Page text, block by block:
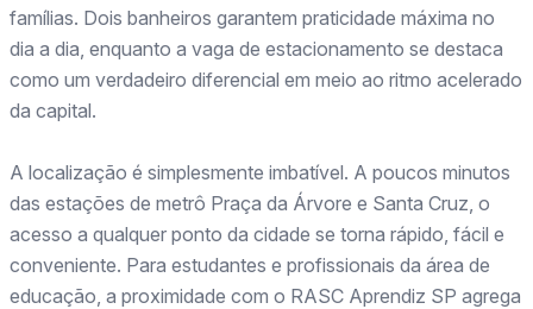
famílias. Dois banheiros garantem praticidade máxima no
dia a dia, enquanto a vaga de estacionamento se destaca
como um verdadeiro diferencial em meio ao ritmo acelerado
da capital.
A localização é simplesmente imbatível. A poucos minutos
das estações de metrô Praça da Árvore e Santa Cruz, o
acesso a qualquer ponto da cidade se torna rápido, fácil e
conveniente. Para estudantes e profissionais da área de
educação, a proximidade com o RASC Aprendiz SP agrega